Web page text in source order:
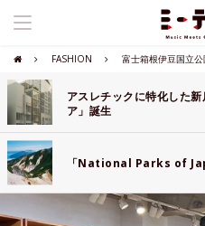
FASHION 富士箱根伊豆国立
アスレチックに特化した
ア」誕生
「National Parks of